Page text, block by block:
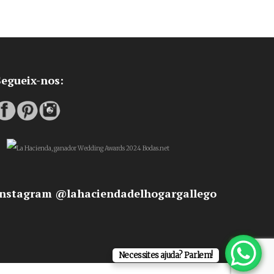
nos:
@lahaciendadelhogargallego
Necessites ajuda? Parlem!